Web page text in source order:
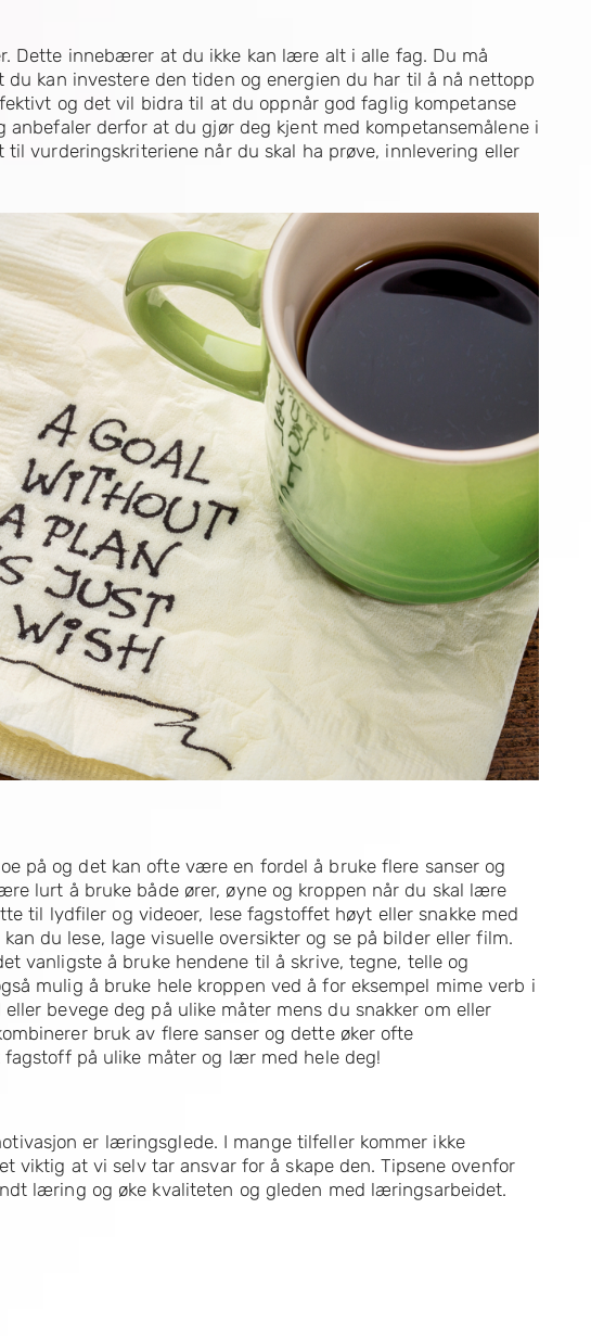
Dette innebærer at du ikke kan lære alt i alle fag. Du må
kan investere den tiden og energien du har til å nå nettopp
og det vil bidra til at du oppnår god faglig kompetanse
derfor at du gjør deg kjent med kompetansemålene i
vurderingskriteriene når du skal ha prøve, innlevering eller
på og det kan ofte være en fordel å bruke flere sanser og
lurt å bruke både ører, øyne og kroppen når du skal lære
til lydfiler og videoer, lese fagstoffet høyt eller snakke med
du lese, lage visuelle oversikter og se på bilder eller film.
vanligste å bruke hendene til å skrive, tegne, telle og
mulig å bruke hele kroppen ved å for eksempel mime verb i
bevege deg på ulike måter mens du snakker om eller
bruk av flere sanser og dette øker ofte
på ulike måter og lær med hele deg!
er læringsglede. I mange tilfeller kommer ikke
viktig at vi selv tar ansvar for å skape den. Tipsene ovenfor
læring og øke kvaliteten og gleden med læringsarbeidet.